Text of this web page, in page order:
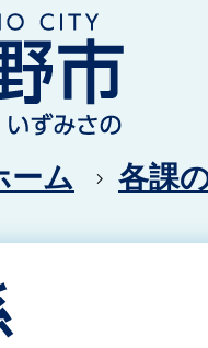
ーム 各課